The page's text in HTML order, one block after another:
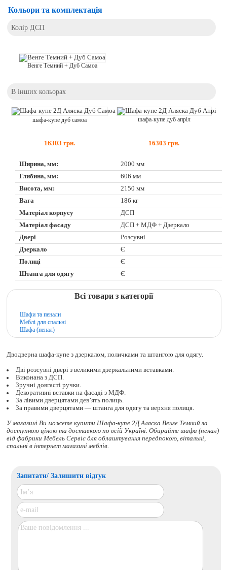
Кольори та комплектація
Колір ДСП
Венге Темний + Дуб Самоа
В інших кольорах
шафа-купе дуб самоа
16303 грн.
шафа-купе дуб апріл
16303 грн.
Ширина, мм:
2000 мм
Глибина, мм:
606 мм
Висота, мм:
2150 мм
Вага
186 кг
Матеріал корпусу
ДСП
Матеріал фасаду
ДСП + МДФ + Дзеркало
Двері
Розсувні
Дзеркало
Є
Полиці
Є
Штанга для одягу
Є
Всі товари з категорії
Шафи та пенали
Меблі для спальні
Шафа (пенал)
Дводверна шафа-купе з дзеркалом, поличками та штангою для одягу.
Дві розсувні двері з великими дзеркальними вставками.
Виконана з ДСП.
Зручні довгасті ручки.
Декоративні вставки на фасаді з МДФ.
За лівими дверцятами дев’ять полиць.
За правими дверцятами — штанга для одягу та верхня полиця.
У магазині Ви можете купити Шафа-купе 2Д Аляска Венге Темний за
доступною ціною та доставкою по всій Україні. Обирайте шафа (пенал)
від фабрики Мебель Сервіс для облаштування передпокою, вітальні,
спальні в інтернет магазині меблів.
Запитати/ Залишити відгук